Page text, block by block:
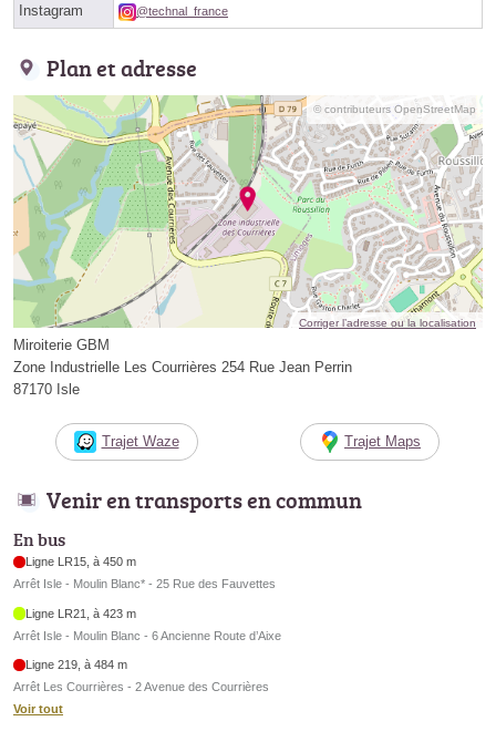
Instagram @technal_france
Plan et adresse
© contributeurs OpenStreetMap
Corriger l’adresse ou la localisation
Miroiterie GBM
Zone Industrielle Les Courrières 254 Rue Jean Perrin
87170 Isle
Trajet Waze Trajet Maps
Venir en transports en commun
En bus
Ligne LR15, à 450 m
Arrêt Isle - Moulin Blanc* - 25 Rue des Fauvettes
Ligne LR21, à 423 m
Arrêt Isle - Moulin Blanc - 6 Ancienne Route d’Aixe
Ligne 219, à 484 m
Arrêt Les Courrières - 2 Avenue des Courrières
Voir tout